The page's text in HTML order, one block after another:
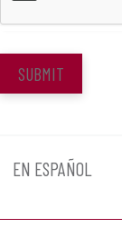
SUBMIT
EN ESPAÑOL